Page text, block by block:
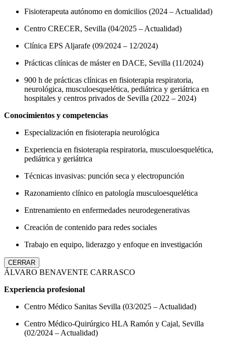
Fisioterapeuta autónomo en domicilios (2024 – Actualidad)
Centro CRECER, Sevilla (04/2025 – Actualidad)
Clínica EPS Aljarafe (09/2024 – 12/2024)
Prácticas clínicas de máster en DACE, Sevilla (11/2024)
900 h de prácticas clínicas en fisioterapia respiratoria,
neurológica, musculoesquelética, pediátrica y geriátrica en
hospitales y centros privados de Sevilla (2022 – 2024)
Conocimientos y competencias
Especialización en fisioterapia neurológica
Experiencia en fisioterapia respiratoria, musculoesquelética,
pediátrica y geriátrica
Técnicas invasivas: punción seca y electropunción
Razonamiento clínico en patología musculoesquelética
Entrenamiento en enfermedades neurodegenerativas
Creación de contenido para redes sociales
Trabajo en equipo, liderazgo y enfoque en investigación
CERRAR
ÁLVARO BENAVENTE CARRASCO
Experiencia profesional
Centro Médico Sanitas Sevilla (03/2025 – Actualidad)
Centro Médico-Quirúrgico HLA Ramón y Cajal, Sevilla
(02/2024 – Actualidad)